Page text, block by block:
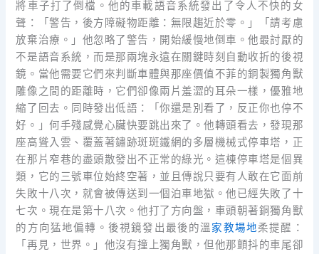
將車子打了倒檔。他的車載語音系統發出了令人不快的女
聲：「警告，後方障礙物距離：無限趨近於零。」「請考慮
放棄治療。」他忽略了警告，開始緩慢地倒車。他最討厭的
不是語音系統，而是那兩塊永遠在關鍵時刻自動收折的後視
鏡。當他需要它們來判斷車體與那座價值不菲的銅製獨角獸
雕像之間的距離時，它們卻像兩片羞澀的耳朵一樣，優雅地
縮了回去。同時發出低語：「你還是別看了，反正你也停不
好。」何手殘感覺心臟快要跳出來了。他轉頭看去，發現那
座高聳入雲、覆蓋著鏽跡斑斑鐵網的多層機械式停車塔，正
在那片窄巷的盡頭散發出不正常的綠光。這棟停車塔是個異
類，它的三號車位始終空著，並且傳說只要有人敢在它面前
失敗十八次，就會被傳送到一個泊車地獄。他已經失敗了十
七次。現在是第十八次。他打了方向盤，車頭朝著銅獨角獸
的方向猛地偏轉。後視鏡發出最後的溫 家教場地柔提醒：
「再見，世界。」他沒有撞上獨角獸，但他那顫抖的車尾卻